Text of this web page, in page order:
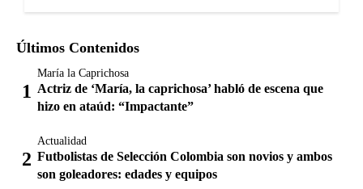
Últimos Contenidos
María la Caprichosa
Actriz de ‘María, la caprichosa’ habló de escena que
hizo en ataúd: “Impactante”
Actualidad
Futbolistas de Selección Colombia son novios y ambos
son goleadores: edades y equipos